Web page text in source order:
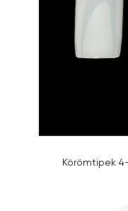
Körömtipek